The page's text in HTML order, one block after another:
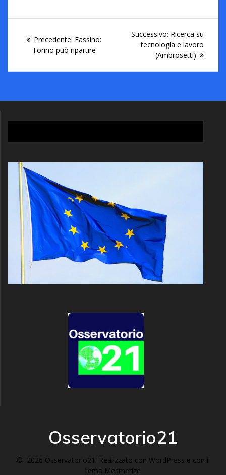
Precedente: Fassino:
Torino può ripartire
Successivo: Ricerca su
tecnologia e lavoro
(Ambrosetti)
Osservatorio21
© 2026 Osservatorio21. Realizzato con WordPress e con il
tema Mesmerize